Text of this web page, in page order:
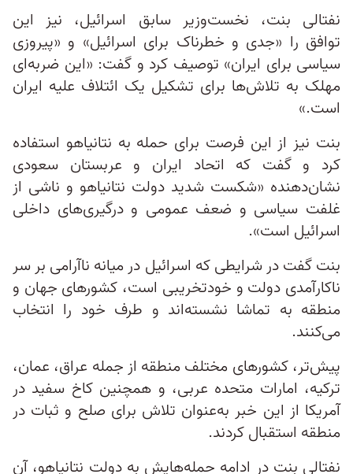
نفتالی بنت، نخست‌وزیر سابق اسرائیل، نیز این
توافق را «جدی و خطرناک برای اسرائیل» و «پیروزی
سیاسی برای ایران»‌ توصیف کرد و گفت: «این ضربه‌ای
مهلک به تلاش‌ها برای تشکیل یک ائتلاف علیه ایران
است.»
بنت نیز از این فرصت برای حمله به نتانیاهو استفاده
کرد و گفت که اتحاد ایران و عربستان سعودی
نشان‌دهنده «شکست شدید دولت نتانیاهو و ناشی از
غلفت سیاسی و ضعف عمومی و درگیری‌های داخلی
اسرائیل است».
بنت گفت در شرایطی که اسرائیل در میانه ناآرامی بر سر
ناکارآمدی دولت و خودتخریبی است، کشورهای جهان و
منطقه به تماشا نشسته‌اند و طرف خود را انتخاب
می‌کنند.
پیش‌تر، کشورهای مختلف منطقه از جمله عراق، عمان،
ترکیه، امارات متحده عربی، و همچنین کاخ سفید در
آمریکا از این خبر به‌عنوان تلاش برای صلح و ثبات در
منطقه استقبال کردند.
نفتالی بنت در ادامه حمله‌هایش به دولت نتانیاهو، آن